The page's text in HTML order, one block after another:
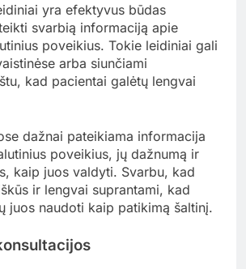
yra efektyvus būdas
svarbią informaciją apie
poveikius. Tokie leidiniai gali
arba siunčiami
kad pacientai galėtų lengvai
dažnai pateikiama informacija
poveikius, jų dažnumą ir
kaip juos valdyti. Svarbu, kad
ir lengvai suprantami, kad
juos naudoti kaip patikimą šaltinį.